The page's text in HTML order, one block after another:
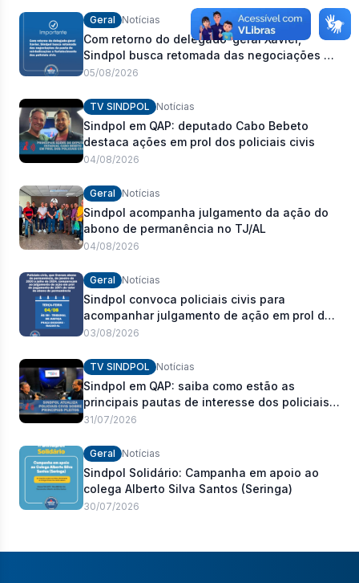
Geral Notícias
Com retorno do delegado-geral Xavier,
Sindpol busca retomada das negociações da
pauta de reivindicações e fortalecimento dos
05/08/2026
TV SINDPOL Notícias
Sindpol em QAP: deputado Cabo Bebeto
destaca ações em prol dos policiais civis
04/08/2026
Geral Notícias
Sindpol acompanha julgamento da ação do
abono de permanência no TJ/AL
04/08/2026
Geral Notícias
Sindpol convoca policiais civis para
acompanhar julgamento de ação em prol do
pagamento de 100% do abono de
03/08/2026
TV SINDPOL Notícias
Sindpol em QAP: saiba como estão as
principais pautas de interesse dos policiais
civis
31/07/2026
Geral Notícias
Sindpol Solidário: Campanha em apoio ao
colega Alberto Silva Santos (Seringa)
30/07/2026